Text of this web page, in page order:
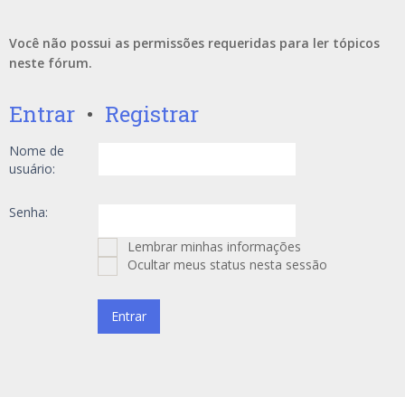
Você não possui as permissões requeridas para ler tópicos
neste fórum.
Entrar • Registrar
Nome de
usuário:
Senha:
Lembrar minhas informações
Ocultar meus status nesta sessão